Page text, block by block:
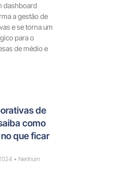
dashboard
a gestão de
e se torna um
para o
de médio e
de
como
que ficar
Nenhum